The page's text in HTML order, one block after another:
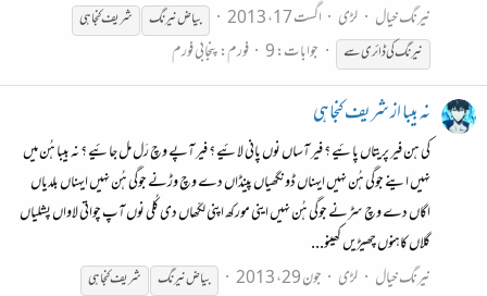
نیرنگ خیال
لڑی اگست 17، 2013 بیاض نیرنگ شریفکنجاہی
نیرنگ کی ڈائری سے
جوابات: 9 فورم:پنجابی فورم
نہ بیبا از شریف کنجاہی
کی ہن فیر پریتاں پائیے ؟ فیر آساں نوں پانی لائیے ؟ فیر آپے وچ رَل مل جائیے ؟ نہ بیبا ہُن میں
نہیں اینے جوگی ہُن نہیں ایہناں ڈونگھیاں پینڈاں دے وچ وڑنے جوگی ہُن نہیں ایہناں بلدیاں
اگاں دے وچ سڑنے جوگی ہُن نہیں اینی مورکھ اپنی لکّھاں دی کُلی نوں آپ چواتی لاواں پشلیاں
گلاں کاہنوں چھیڑیں کھینو...
نیرنگ خیال
لڑی جون 29، 2013 بیاض نیرنگ شریفکنجاہی